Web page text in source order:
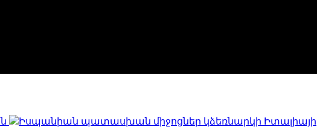
Իսպանիան պատասխան միջոցներ կձեռնարկի Իտալիայի